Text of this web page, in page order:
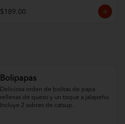
mucho quesoo. ¡Variedad total por solo
$189!
$189.00
Bolipapas
Deliciosa orden de bolitas de papa
rellenas de queso y un toque a jalapeño.
Incluye 2 sobres de catsup.